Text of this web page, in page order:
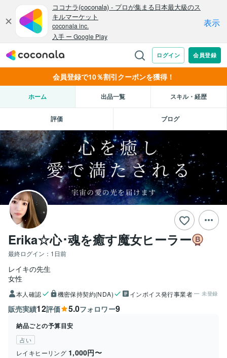
会員登録で10％割引クーポンを獲得！
ホーム 出品一覧 スキル・経歴
評価 ブログ
Erika☆心･魂を癒す魔女ヒーラー
最終ログイン： 1日前
レイキの先生
女性
本人確認 機密保持契約(NDA) インボイス発行事業者 未登録
販売実績12評価 5.0フォロワー9
納品ごとの予算目安
占い
レイキヒーリング 1,000円〜